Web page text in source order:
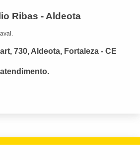
Ribas - Aldeota
730, Aldeota, Fortaleza - CE